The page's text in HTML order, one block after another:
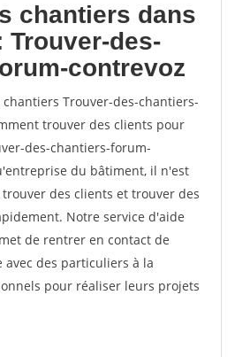
chantiers dans
des-
contrevoz
Trouver-des-chantiers-
trouver des clients pour
des-chantiers-forum-
du bâtiment, il n'est
des clients et trouver des
Notre service d'aide
de rentrer en contact de
des particuliers à la
pour réaliser leurs projets